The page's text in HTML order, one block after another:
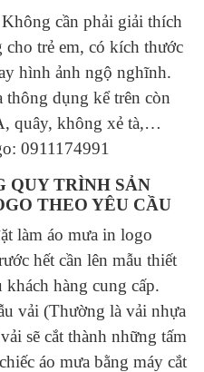
cần phải giải thích
cho trẻ em, có kích thước
hình ảnh ngộ nghĩnh.
dụng kể trên còn
quây, không xẻ tà,…
0911174991
QUY TRÌNH SẢN
THEO YÊU CẦU
làm áo mưa in logo
hết cần lên mẫu thiết
hàng cung cấp.
vải (Thường là vải nhựa
sẽ cắt thành những tấm
áo mưa bằng máy cắt